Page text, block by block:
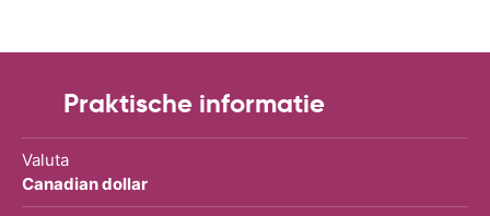
Praktische informatie
Valuta
Canadian dollar